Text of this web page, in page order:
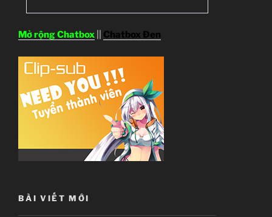
Mở rộng Chatbox Chatbox Đen
BÀI VIẾT MỚI